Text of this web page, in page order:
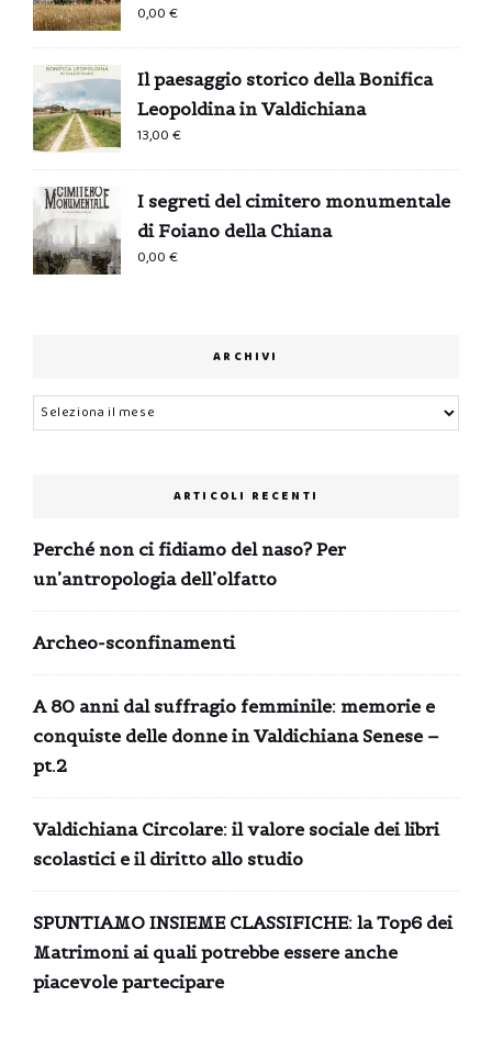
0,00€
Il paesaggio storico della Bonifica
Leopoldina in Valdichiana
13,00€
I segreti del cimitero monumentale
di Foiano della Chiana
0,00€
ARCHIVI
Archivi
ARTICOLI RECENTI
Perché non ci fidiamo del naso? Per
un’antropologia dell’olfatto
Archeo-sconfinamenti
A 80 anni dal suffragio femminile: memorie e
conquiste delle donne in Valdichiana Senese –
pt.2
Valdichiana Circolare: il valore sociale dei libri
scolastici e il diritto allo studio
SPUNTIAMO INSIEME CLASSIFICHE: la Top6 dei
Matrimoni ai quali potrebbe essere anche
piacevole partecipare